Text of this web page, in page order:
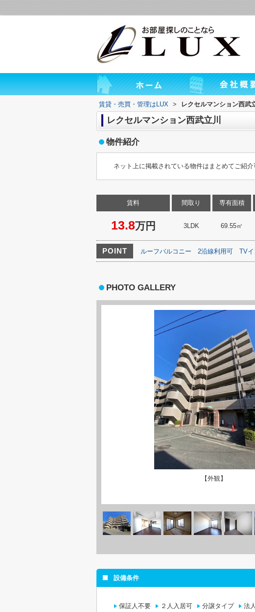
賃貸・売買・管理はLUX > レクセルマンション西武
レクセルマンション西武立川
物件紹介
ネット上に掲載されている物件はまとめてご紹介
賃料
13.8万円
間取り
3LDK
専有面積
69.55㎡
POINT ルーフバルコニー 2沿線利用可 TV
PHOTO GALLERY
【外観】
設備条件
保証人不要 ２人入居可 分譲タイプ 法